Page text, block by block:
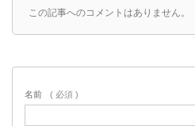
この記事へのコメントはありません。
名前 ( 必須 )